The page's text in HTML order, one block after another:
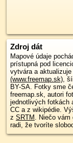
Zdroj dát
Mapové údaje
prístupná pod
vytvára a aktualizuje
(www.freemap.sk),
BY-SA. Fotky sme
freemap.sk, autori
jednotlivých fotkách
CC a z wikipédie.
z SRTM . Niečo vám
radi, že tvoríte